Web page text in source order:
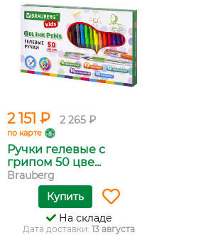
2 151 ₽ 2 265 ₽
по карте
Ручки гелевые с
грипом 50 цве...
Brauberg
Купить
На складе
Дата доставки: 13 августа